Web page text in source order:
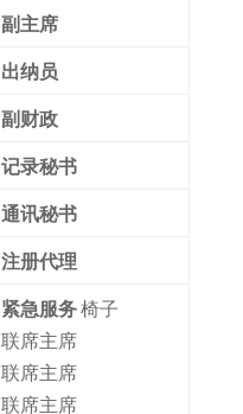
副主席
出纳员
副财政
记录秘书
通讯秘书
注册代理
紧急服务椅子
联席主席
联席主席
联席主席